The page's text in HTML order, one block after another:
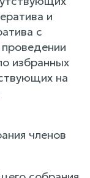
и
с
избранных
на
членов